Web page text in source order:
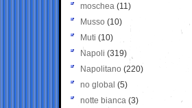
moschea (11)
Musso (10)
Muti (10)
Napoli (319)
Napolitano (220)
no global (5)
notte bianca (3)